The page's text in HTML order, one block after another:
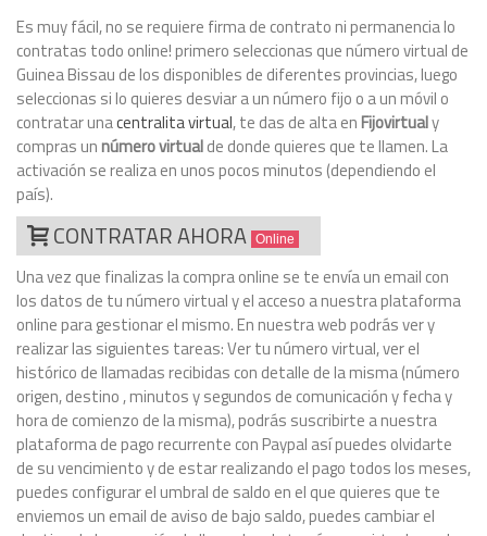
Es muy fácil, no se requiere firma de contrato ni permanencia lo
contratas todo online! primero seleccionas que número virtual de
Guinea Bissau de los disponibles de diferentes provincias, luego
seleccionas si lo quieres desviar a un número fijo o a un móvil o
contratar unacentralita virtual, te das de alta enFijovirtualy
compras unnúmero virtualde donde quieres que te llamen. La
activación se realiza en unos pocos minutos (dependiendo el
país).
CONTRATAR AHORA Online
Una vez que finalizas la compra online se te envía un email con
los datos de tu número virtual y el acceso a nuestra plataforma
online para gestionar el mismo. En nuestra web podrás ver y
realizar las siguientes tareas: Ver tu número virtual, ver el
histórico de llamadas recibidas con detalle de la misma (número
origen, destino , minutos y segundos de comunicación y fecha y
hora de comienzo de la misma), podrás suscribirte a nuestra
plataforma de pago recurrente con Paypal así puedes olvidarte
de su vencimiento y de estar realizando el pago todos los meses,
puedes configurar el umbral de saldo en el que quieres que te
enviemos un email de aviso de bajo saldo, puedes cambiar el